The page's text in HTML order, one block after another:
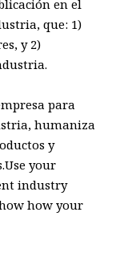
en el
que: 1)
y 2)
para
humaniza
y
your
industry
how your